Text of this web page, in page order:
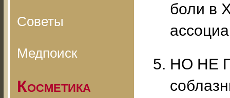
Советы
Медпоиск
Косметика
боли в
НО НЕ